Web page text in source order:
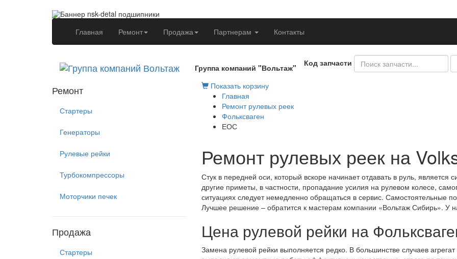
Главная (current)Ремонт Продажа Партнерам Контакты
Группа компаний "Вольтаж"
Код запчасти
Ремонт
Стартеры
Генераторы
Рулевые рейки
Турбокомпрессоры
Моторчики печек
Продажа
Стартеры
Показать корзину
Главная
Ремонт рулевых реек
Фольксваген
ЕОС
Ремонт рулевых реек на
Стук в передней оси, который вскоре начинает отдавать в руль,
другие приметы, в частности, пропадание усилия на рулевом колесе,
ситуациях следует немедленно обращаться в сервис. Самостоятельные
Лучшее решение – обратится к мастерам компании «Вольтаж Сибирь». У
Цена рулевой рейки на
Замена рулевой рейки выполняется редко. В большинстве случаев